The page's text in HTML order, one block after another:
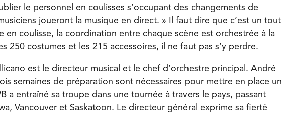
le personnel en coulisses s’occupant des changements de
joueront la musique en direct. » Il faut dire que c’est un tout
en coulisse, la coordination entre chaque scène est orchestrée à la
250 costumes et les 215 accessoires, il ne faut pas s’y perdre.
est le directeur musical et le chef d’orchestre principal. André
semaines de préparation sont nécessaires pour mettre en place un
a entraîné sa troupe dans une tournée à travers le pays, passant
Vancouver et Saskatoon. Le directeur général exprime sa fierté